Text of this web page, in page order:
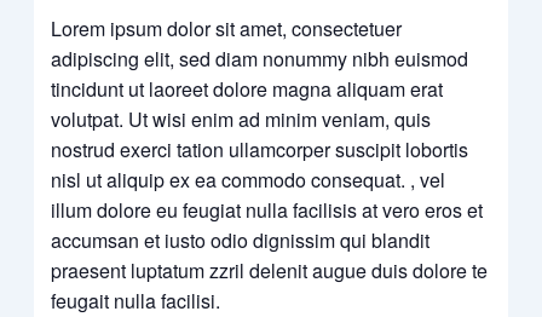
Lorem ipsum dolor sit amet, consectetuer
adipiscing elit, sed diam nonummy nibh euismod
tincidunt ut laoreet dolore magna aliquam erat
volutpat. Ut wisi enim ad minim veniam, quis
nostrud exerci tation ullamcorper suscipit lobortis
nisl ut aliquip ex ea commodo consequat. , vel
illum dolore eu feugiat nulla facilisis at vero eros et
accumsan et iusto odio dignissim qui blandit
praesent luptatum zzril delenit augue duis dolore te
feugait nulla facilisi.